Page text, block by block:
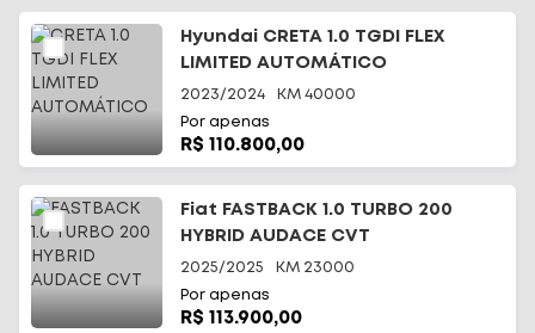
Hyundai CRETA 1.0 TGDI FLEX
LIMITED AUTOMÁTICO
2023/2024 KM 40000
Por apenas
R$ 110.800,00
Fiat FASTBACK 1.0 TURBO 200
HYBRID AUDACE CVT
2025/2025 KM 23000
Por apenas
R$ 113.900,00